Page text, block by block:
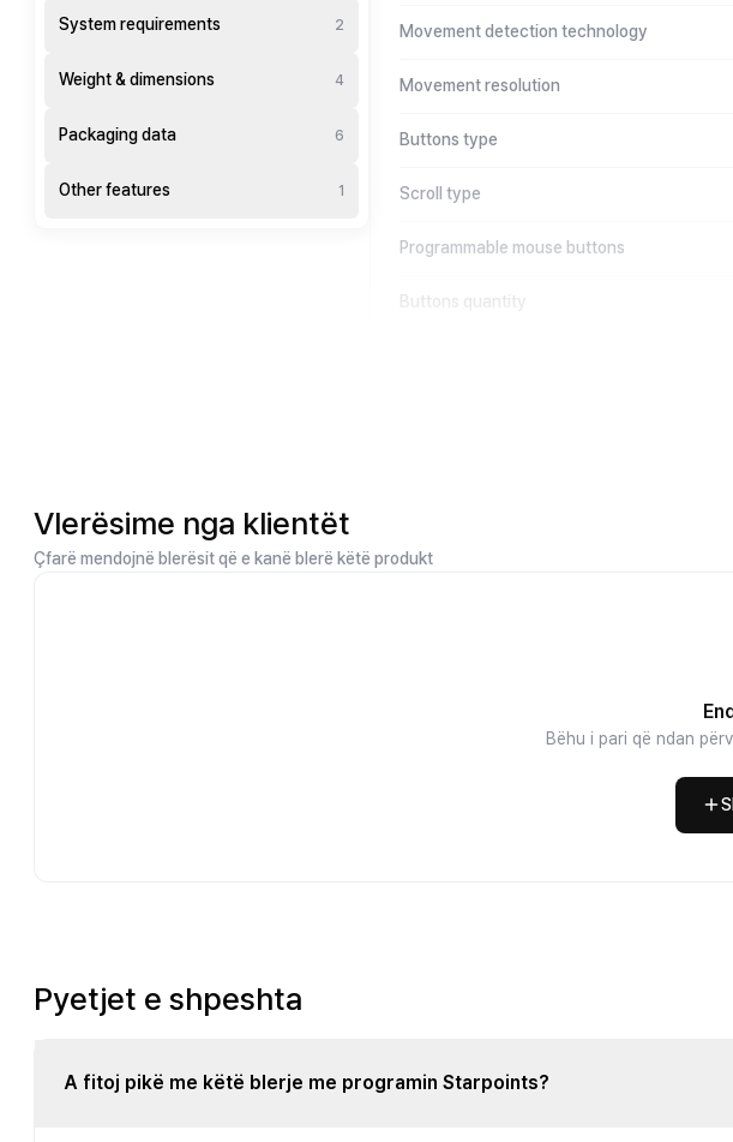
System requirements 2
Weight & dimensions 4
Packaging data 6
Other features 1
Movement detection technology
Movement resolution
Buttons type
Scroll type
Programmable mouse buttons
Buttons quantity
Vlerësime nga klientët
Çfarë mendojnë blerësit që e kanë blerë këtë produkt
Bëhu i pari që ndan
Pyetjet e shpeshta
A fitoj pikë me këtë blerje me programin Starpoints?